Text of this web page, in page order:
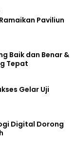
Paviliun
Baik dan Benar &
Tepat
Gelar Uji
Digital Dorong